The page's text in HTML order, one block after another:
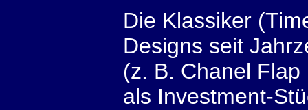
Die Klassiker
Designs seit
(z. B. Chanel
als Investment-